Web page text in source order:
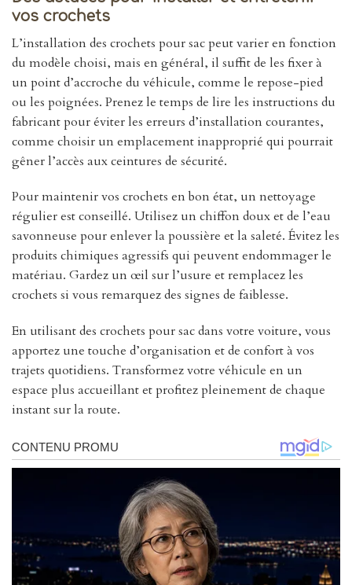
vos crochets
L’installation des crochets pour sac peut varier en fonction
du modèle choisi, mais en général, il suffit de les fixer à
un point d’accroche du véhicule, comme le repose-pied
ou les poignées. Prenez le temps de lire les instructions du
fabricant pour éviter les erreurs d’installation courantes,
comme choisir un emplacement inapproprié qui pourrait
gêner l’accès aux ceintures de sécurité.
Pour maintenir vos crochets en bon état, un nettoyage
régulier est conseillé. Utilisez un chiffon doux et de l’eau
savonneuse pour enlever la poussière et la saleté. Évitez les
produits chimiques agressifs qui peuvent endommager le
matériau. Gardez un œil sur l’usure et remplacez les
crochets si vous remarquez des signes de faiblesse.
En utilisant des crochets pour sac dans votre voiture, vous
apportez une touche d’organisation et de confort à vos
trajets quotidiens. Transformez votre véhicule en un
espace plus accueillant et profitez pleinement de chaque
instant sur la route.